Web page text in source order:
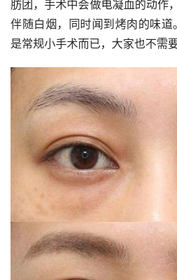
肪团，手术中会做电凝血的动作
伴随白烟，同时闻到烤肉的味
是常规小手术而已，大家也不需